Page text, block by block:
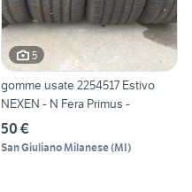
5
gomme usate 2254517 Estivo
NEXEN - N Fera Primus -
50 €
San Giuliano Milanese(MI)